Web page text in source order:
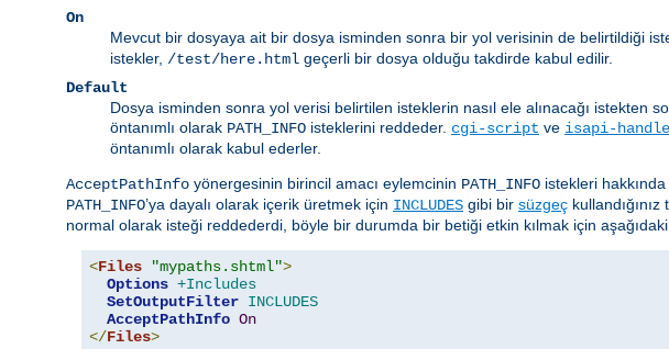
On
Mevcut bir dosyaya ait bir dosya isminden sonra bir yol verisinin de belirtildiği
istekler, /test/here.html geçerli bir dosya olduğu takdirde kabul edilir.
Default
Dosya isminden sonra yol verisi belirtilen isteklerin nasıl ele alınacağı istekten
öntanımlı olarak PATH_INFO isteklerini reddeder. cgi-script ve isapi-
öntanımlı olarak kabul ederler.
AcceptPathInfo yönergesinin birincil amacı eylemcinin PATH_INFO istekleri
PATH_INFO’ya dayalı olarak içerik üretmek için INCLUDES gibi bir süzgeç
normal olarak isteği reddederdi, böyle bir durumda bir betiği etkin kılmak için
<Files "mypaths.shtml">
Options +Includes
SetOutputFilter INCLUDES
AcceptPathInfo On
</Files>